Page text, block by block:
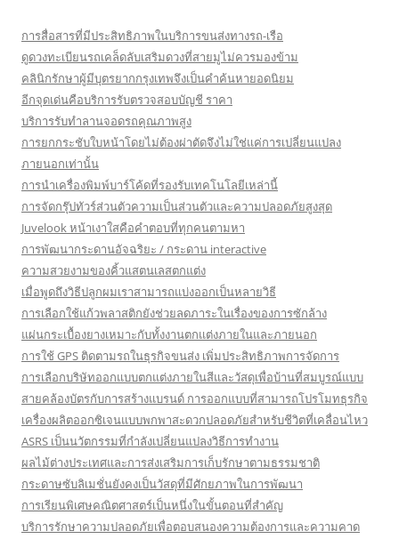
การสื่อสารที่มีประสิทธิภาพในบริการขนส่งทางรถ-เรือ
ดูดวงทะเบียนรถเคล็ดลับเสริมดวงที่สายมูไม่ควรมองข้าม
คลินิกรักษาผู้มีบุตรยากกรุงเทพจึงเป็นคำค้นหายอดนิยม
อีกจุดเด่นคือบริการรับตรวจสอบบัญชี ราคา
บริการรับทำลานจอดรถคุณภาพสูง
การยกกระชับใบหน้าโดยไม่ต้องผ่าตัดจึงไม่ใช่แค่การเปลี่ยนแปลง
ภายนอกเท่านั้น
การนำเครื่องพิมพ์บาร์โค้ดที่รองรับเทคโนโลยีเหล่านี้
การจัดกรุ๊ปทัวร์ส่วนตัวความเป็นส่วนตัวและความปลอดภัยสูงสุด
Juvelook หน้าเงาใสคือคำตอบที่ทุกคนตามหา
การพัฒนากระดานอัจฉริยะ / กระดาน interactive
ความสวยงามของคิ้วแสตนเลสตกแต่ง
เมื่อพูดถึงวิธีปลูกผมเราสามารถแบ่งออกเป็นหลายวิธี
การเลือกใช้แก้วพลาสติกยังช่วยลดภาระในเรื่องของการซักล้าง
แผ่นกระเบื้องยางเหมาะกับทั้งงานตกแต่งภายในและภายนอก
การใช้ GPS ติดตามรถในธุรกิจขนส่ง เพิ่มประสิทธิภาพการจัดการ
การเลือกบริษัทออกแบบตกแต่งภายในสีและวัสดุเพื่อบ้านที่สมบูรณ์แบบ
สายคล้องบัตรกับการสร้างแบรนด์ การออกแบบที่สามารถโปรโมทธุรกิจ
เครื่องผลิตออกซิเจนแบบพกพาสะดวกปลอดภัยสำหรับชีวิตที่เคลื่อนไหว
ASRS เป็นนวัตกรรมที่กำลังเปลี่ยนแปลงวิธีการทำงาน
ผลไม้ต่างประเทศและการส่งเสริมการเก็บรักษาตามธรรมชาติ
กระดาษซับลิเมชั่นยังคงเป็นวัสดุที่มีศักยภาพในการพัฒนา
การเรียนพิเศษคณิตศาสตร์เป็นหนึ่งในขั้นตอนที่สำคัญ
บริการรักษาความปลอดภัยเพื่อตอบสนองความต้องการและความคาด